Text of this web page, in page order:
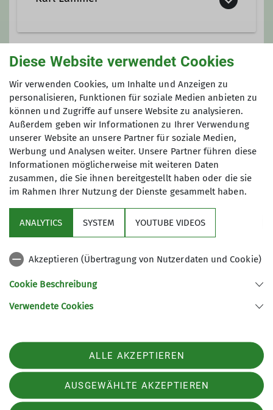
0365 711 8548 0151 148 143 50
Ämter
Wanderleiter
Gruppe
Wandergruppe
Wir wandern in Gera, in der Umgebung
und natürlich auch in den Mittel- und
Hochgebirgen. Unsere Sektion verfügt
über viele aktive Wanderer und über
ein vielfältiges Angebot an
Gemeinschaftswanderungen. Dabei
spielen das Miteinander und die
mittelfernen Umgebung eine wichtige
Rolle. Gemeinsam wollen wir allen
unseren Kulturgütern und an
geologischen Besonderheiten. Unsere
Sektion
Aktuelles
07545 Gera
Telefon +4915208590974
Diese Website verwendet Cookies
Wir verwenden Cookies, um Inhalte und Anzeigen zu
personalisieren, Funktionen für soziale Medien anbieten zu
können und Zugriffe auf unsere Website zu analysieren.
Außerdem geben wir Informationen zu Ihrer Verwendung
unserer Website an unsere Partner für soziale Medien,
Werbung und Analysen weiter. Unsere Partner führen diese
Informationen möglicherweise mit weiteren Daten
zusammen, die Sie ihnen bereitgestellt haben oder die sie
im Rahmen Ihrer Nutzung der Dienste gesammelt haben.
ANALYTICS SYSTEM YOUTUBE VIDEOS
Akzeptieren (Übertragung von Nutzerdaten und Cookie)
Cookie Beschreibung
Verwendete Cookies
ALLE AKZEPTIEREN
AUSGEWÄHLTE AKZEPTIEREN